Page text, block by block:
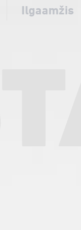
Ilgaamžis